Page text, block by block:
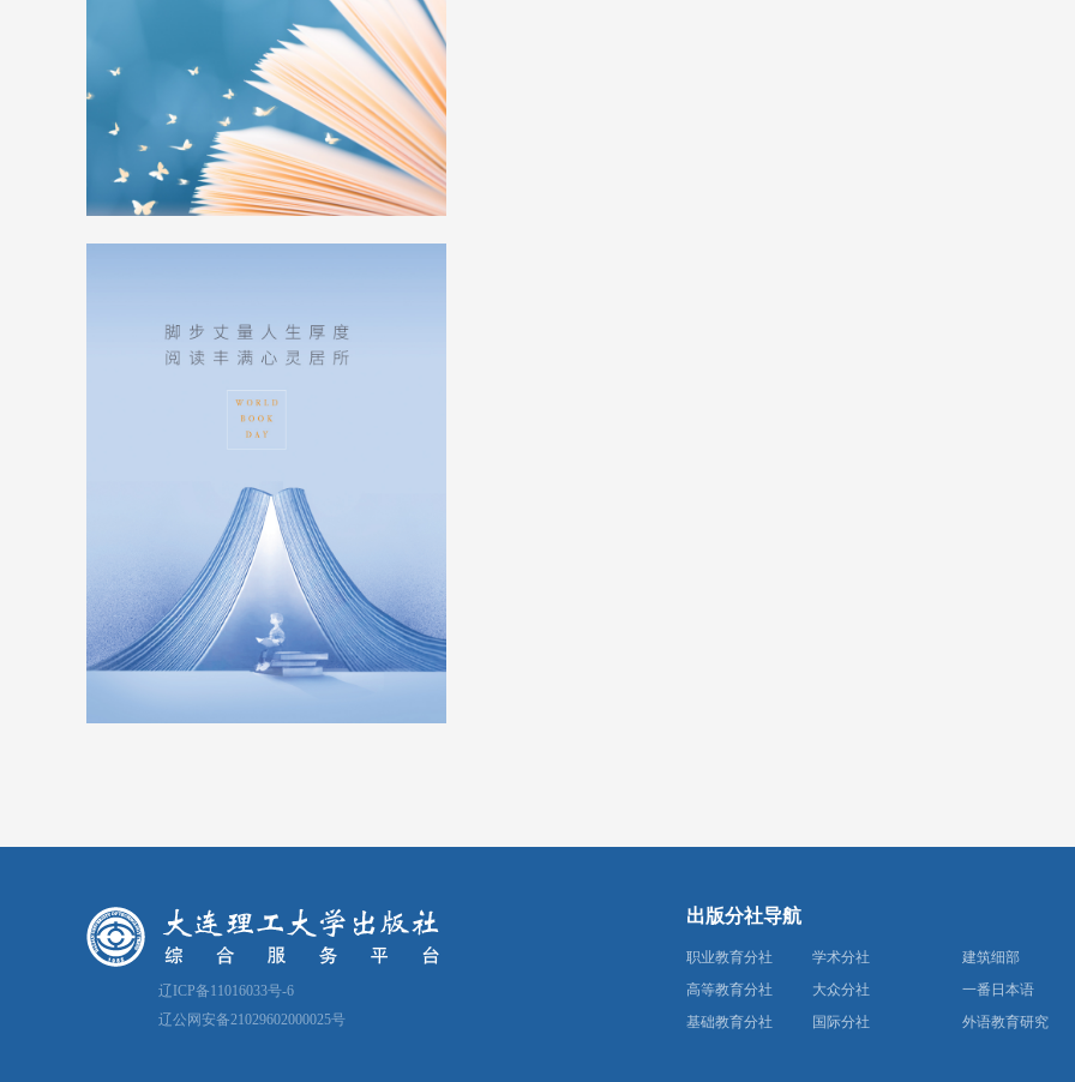
辽ICP备11016033号-6
辽公网安备21029602000025号
出版分社导航
职业教育分社
学术分社
高等教育分社
大众分社
基础教育分社
国际分社
建筑细部
一番日本语
外语教育研究